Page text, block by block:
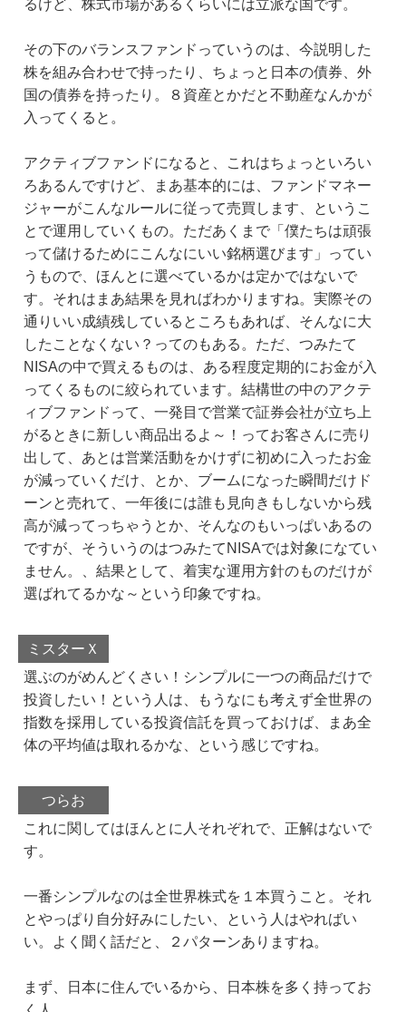
るけど、株式市場があるくらいには立派な国です。
その下のバランスファンドっていうのは、今説明した
株を組み合わせで持ったり、ちょっと日本の債券、外
国の債券を持ったり。８資産とかだと不動産なんかが
入ってくると。
アクティブファンドになると、これはちょっといろい
ろあるんですけど、まあ基本的には、ファンドマネー
ジャーがこんなルールに従って売買します、というこ
とで運用していくもの。ただあくまで「僕たちは頑張
って儲けるためにこんなにいい銘柄選びます」ってい
うもので、ほんとに選べているかは定かではないで
す。それはまあ結果を見ればわかりますね。実際その
通りいい成績残しているところもあれば、そんなに大
したことなくない？ってのもある。ただ、つみたて
NISAの中で買えるものは、ある程度定期的にお金が入
ってくるものに絞られています。結構世の中のアクテ
ィブファンドって、一発目で営業で証券会社が立ち上
がるときに新しい商品出るよ～！ってお客さんに売り
出して、あとは営業活動をかけずに初めに入ったお金
が減っていくだけ、とか、ブームになった瞬間だけド
ーンと売れて、一年後には誰も見向きもしないから残
高が減ってっちゃうとか、そんなのもいっぱいあるの
ですが、そういうのはつみたてNISAでは対象になてい
ません。、結果として、着実な運用方針のものだけが
選ばれてるかな～という印象ですね。
ミスターＸ
選ぶのがめんどくさい！シンプルに一つの商品だけで
投資したい！という人は、もうなにも考えず全世界の
指数を採用している投資信託を買っておけば、まあ全
体の平均値は取れるかな、という感じですね。
つらお
これに関してはほんとに人それぞれで、正解はないで
す。
一番シンプルなのは全世界株式を１本買うこと。それ
とやっぱり自分好みにしたい、という人はやればい
い。よく聞く話だと、２パターンありますね。
まず、日本に住んでいるから、日本株を多く持ってお